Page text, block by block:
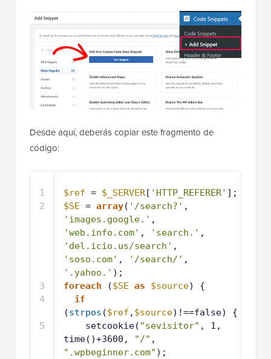
Desde aquí, deberás copiar este fragmento de
código:
1
2
3
4
5
$ref = $_SERVER[ 'HTTP_REFERER' ];
$SE = array( '/search?'
'images.google.'
'web.info.com' , 'search.'
'del.icio.us/search'
'soso.com' , '/search/'
'.yahoo.' );
foreach
($SE as $source) {
if
(strpos ($ref , $source)!==false) {
setcookie( "sevisitor" , 1,
time()+3600,
"/"
".wpbeginner.com" );